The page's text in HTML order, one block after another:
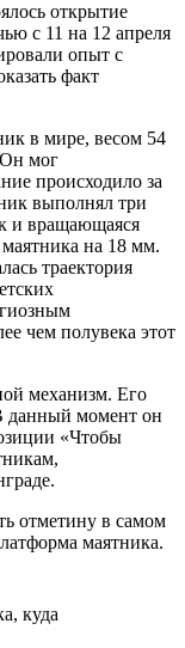
открытие
с 11 на 12 апреля
опыт с
факт
в мире, весом 54
мог
происходило за
выполнял три
и вращающаяся
маятника на 18 мм.
траектория
чем полувека этот
механизм. Его
данный момент он
«Чтобы
отметину в самом
маятника.
куда